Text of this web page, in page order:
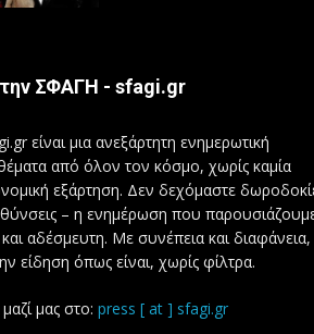
ΣΦΑΓΗ - sfagi.gr
είναι μια ανεξάρτητη ενημερωτική
από όλον τον κόσμο, χωρίς καμία
εξάρτηση. Δεν δεχόμαστε
– η ενημέρωση που
αδέσμευτη. Με συνέπεια και διαφάνεια,
είδηση όπως είναι, χωρίς φίλτρα.
μας στο: press [ at ] sfagi.gr